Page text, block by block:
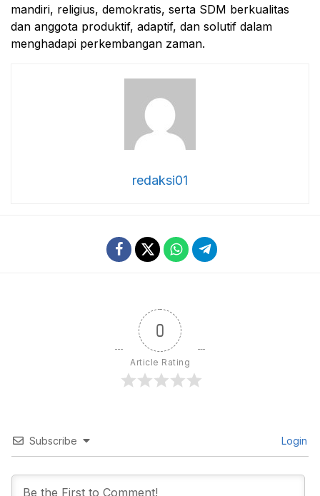
mandiri, religius, demokratis, serta SDM berkualitas
dan anggota produktif, adaptif, dan solutif dalam
menghadapi perkembangan zaman.
redaksi01
0
Article Rating
Subscribe Login